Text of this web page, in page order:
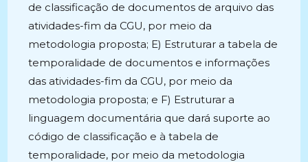
de classificação de documentos de arquivo das
atividades-fim da CGU, por meio da
metodologia proposta; E) Estruturar a tabela de
temporalidade de documentos e informações
das atividades-fim da CGU, por meio da
metodologia proposta; e F) Estruturar a
linguagem documentária que dará suporte ao
código de classificação e à tabela de
temporalidade, por meio da metodologia